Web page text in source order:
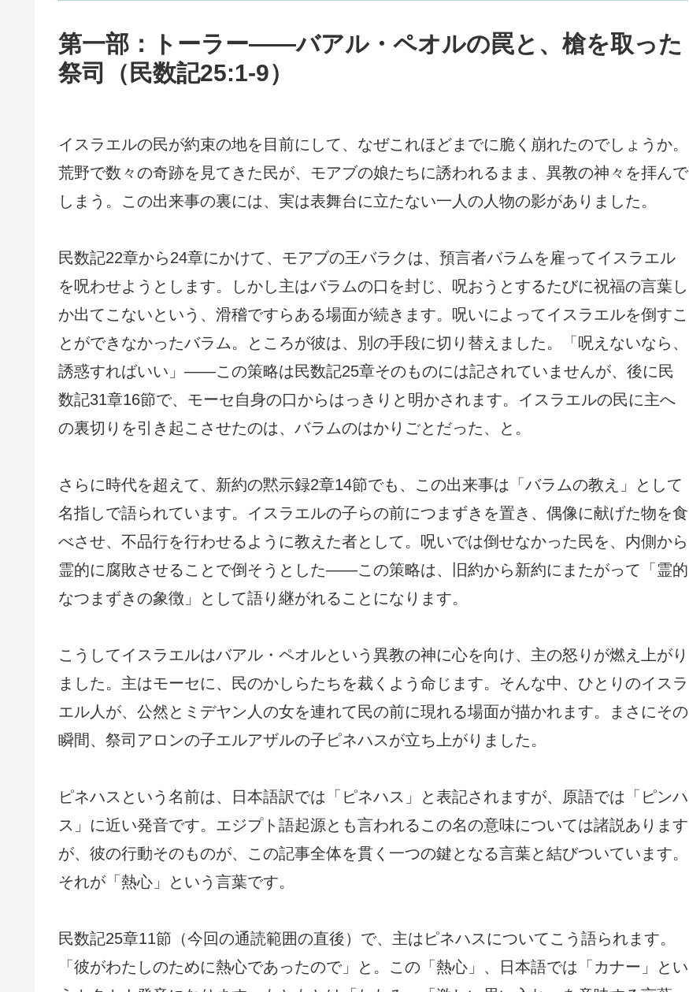
第一部：トーラー——バアル・ペオルの罠と、槍を取った
祭司（民数記25:1-9）
イスラエルの民が約束の地を目前にして、なぜこれほどまでに脆く崩れたのでしょうか。
荒野で数々の奇跡を見てきた民が、モアブの娘たちに誘われるまま、異教の神々を拝んで
しまう。この出来事の裏には、実は表舞台に立たない一人の人物の影がありました。
民数記22章から24章にかけて、モアブの王バラクは、預言者バラムを雇ってイスラエル
を呪わせようとします。しかし主はバラムの口を封じ、呪おうとするたびに祝福の言葉し
か出てこないという、滑稽ですらある場面が続きます。呪いによってイスラエルを倒すこ
とができなかったバラム。ところが彼は、別の手段に切り替えました。「呪えないなら、
誘惑すればいい」——この策略は民数記25章そのものには記されていませんが、後に民
数記31章16節で、モーセ自身の口からはっきりと明かされます。イスラエルの民に主へ
の裏切りを引き起こさせたのは、バラムのはかりごとだった、と。
さらに時代を超えて、新約の黙示録2章14節でも、この出来事は「バラムの教え」として
名指しで語られています。イスラエルの子らの前につまずきを置き、偶像に献げた物を食
べさせ、不品行を行わせるように教えた者として。呪いでは倒せなかった民を、内側から
霊的に腐敗させることで倒そうとした——この策略は、旧約から新約にまたがって「霊的
なつまずきの象徴」として語り継がれることになります。
こうしてイスラエルはバアル・ペオルという異教の神に心を向け、主の怒りが燃え上がり
ました。主はモーセに、民のかしらたちを裁くよう命じます。そんな中、ひとりのイスラ
エル人が、公然とミデヤン人の女を連れて民の前に現れる場面が描かれます。まさにその
瞬間、祭司アロンの子エルアザルの子ピネハスが立ち上がりました。
ピネハスという名前は、日本語訳では「ピネハス」と表記されますが、原語では「ピンハ
ス」に近い発音です。エジプト語起源とも言われるこの名の意味については諸説あります
が、彼の行動そのものが、この記事全体を貫く一つの鍵となる言葉と結びついています。
それが「熱心」という言葉です。
民数記25章11節（今回の通読範囲の直後）で、主はピネハスについてこう語られます。
「彼がわたしのために熱心であったので」と。この「熱心」、日本語では「カナー」とい